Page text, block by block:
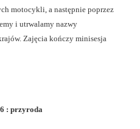
motocykli, a następnie poprzez
i utrwalamy nazwy
Zajęcia kończy minisesja
: przyroda